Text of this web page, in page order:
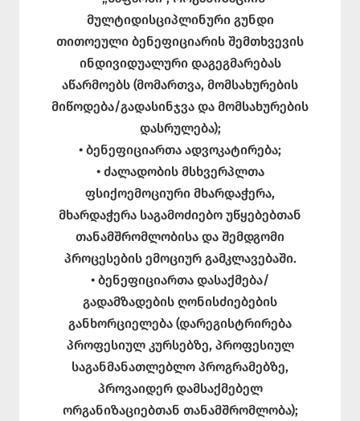
მულტიდისციპლინური გუნდი
თითოეული ბენეფიციარის შემთხვევის
ინდივიდუალური დაგეგმარებას
აწარმოებს (მომართვა, მომსახურების
მიწოდება/გადასინჯვა და მომსახურების
დასრულება);
• ბენეფიციართა ადვოკატირება;
• ძალადობის მსხვერპლთა
ფსიქოემოციური მხარდაჭერა,
მხარდაჭერა საგამოძიებო უწყებებთან
თანამშრომლობისა და შემდგომი
პროცესების ემოციურ გამკლავებაში.
• ბენეფიციართა დასაქმება/
გადამზადების ღონისძიებების
განხორციელება (დარეგისტრირება
პროფესიულ კურსებზე, პროფესიულ
საგანმანათლებლო პროგრამებზე,
პროვაიდერ დამსაქმებელ
ორგანიზაციებთან თანამშრომლობა);